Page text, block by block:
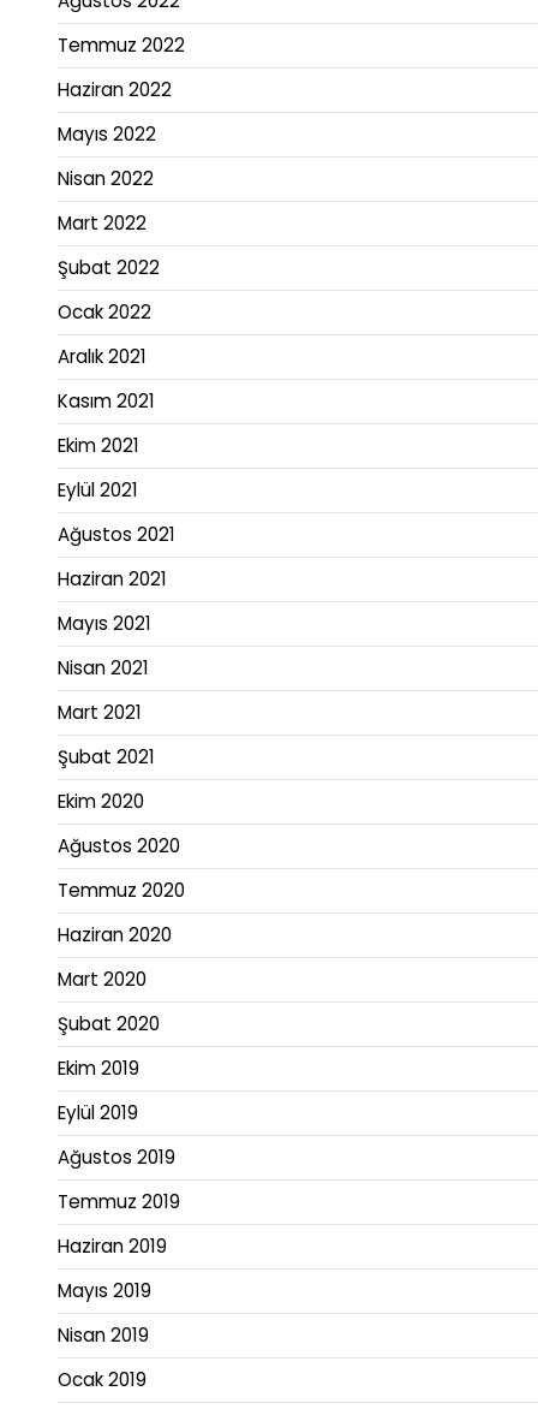
Temmuz 2022
Haziran 2022
Mayıs 2022
Nisan 2022
Mart 2022
Şubat 2022
Ocak 2022
Aralık 2021
Kasım 2021
Ekim 2021
Eylül 2021
Ağustos 2021
Haziran 2021
Mayıs 2021
Nisan 2021
Mart 2021
Şubat 2021
Ekim 2020
Ağustos 2020
Temmuz 2020
Haziran 2020
Mart 2020
Şubat 2020
Ekim 2019
Eylül 2019
Ağustos 2019
Temmuz 2019
Haziran 2019
Mayıs 2019
Nisan 2019
Ocak 2019